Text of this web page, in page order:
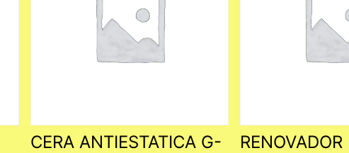
CERA ANTIESTATICA G-
RENOVADOR